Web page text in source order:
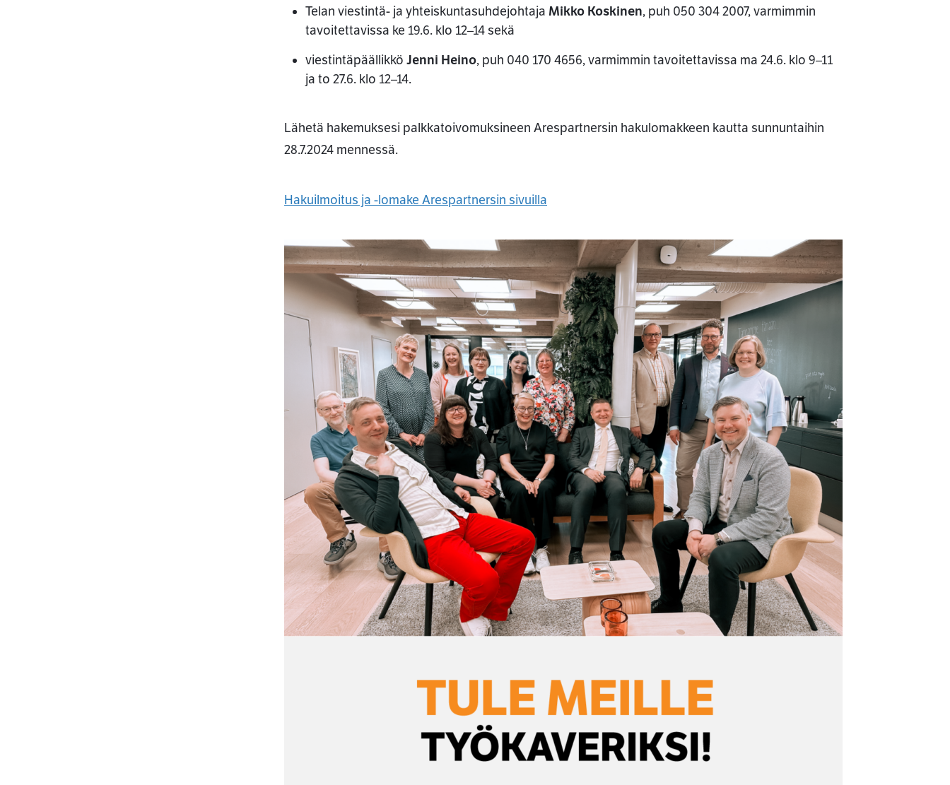
Telan viestintä- ja yhteiskuntasuhdejohtaja Mikko Koskinen, puh 050 304 2007, varmimmin
tavoitettavissa ke 19.6. klo 12–14 sekä
viestintäpäällikkö Jenni Heino, puh 040 170 4656, varmimmin tavoitettavissa ma 24.6. klo 9–11
ja to 27.6. klo 12–14.
Lähetä hakemuksesi palkkatoivomuksineen Arespartnersin hakulomakkeen kautta sunnuntaihin
28.7.2024 mennessä.
Hakuilmoitus ja -lomake Arespartnersin sivuilla